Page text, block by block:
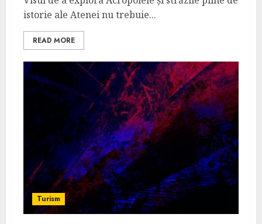
istorie ale Atenei nu trebuie...
READ MORE
Turism